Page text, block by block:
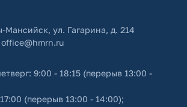
Мансийск, ул. Гагарина, д. 214
office@hmrn.ru
9:00 - 18:15 (перерыв 13:00 -
(перерыв 13:00 - 14:00);